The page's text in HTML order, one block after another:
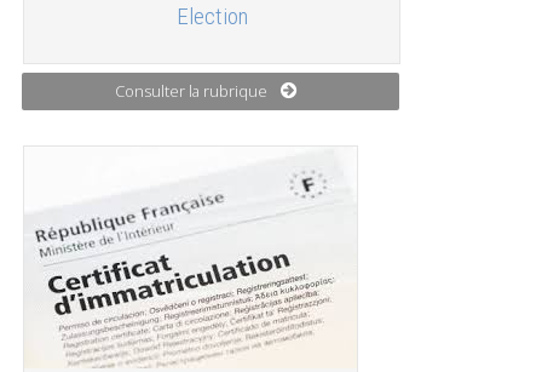
Election
Consulter la rubrique